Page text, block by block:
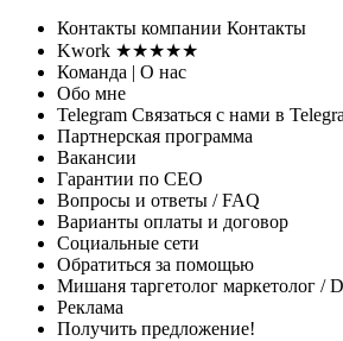
Контакты компании Контакты
Kwork ★★★★★
Команда | О нас
Обо мне
Telegram Связаться с нами в
Партнерская программа
Вакансии
Гарантии по СЕО
Вопросы и ответы / FAQ
Варианты оплаты и договор
Социальные сети
Обратиться за помощью
Мишаня таргетолог маркетолог /
Реклама
Получить предложение!